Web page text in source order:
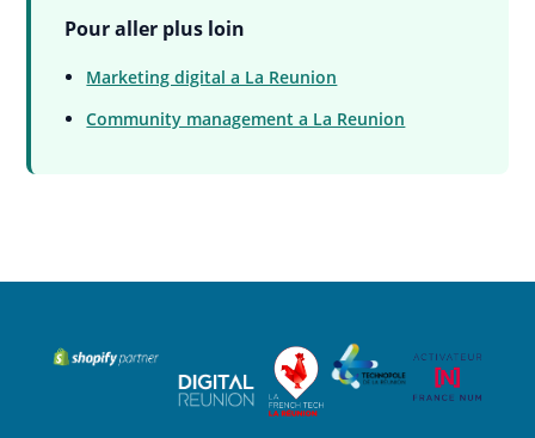
Pour aller plus loin
Marketing digital a La Reunion
Community management a La Reunion